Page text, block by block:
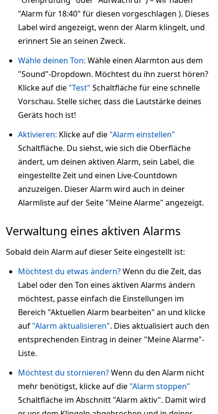
"Alarm für 18:40" für diesen vorgeschlagen ). Dieses
Label wird angezeigt, wenn der Alarm klingelt, und
erinnert Sie an seinen Zweck.
Wähle deinen Ton: Wähle einen Alarmton aus dem
"Sound"-Dropdown. Möchtest du ihn zuerst hören?
Klicke auf die "Test" Schaltfläche für eine schnelle
Vorschau. Stelle sicher, dass die Lautstärke deines
Geräts hoch ist!
Aktivieren: Klicke auf die "Alarm einstellen"
Schaltfläche. Du siehst, wie sich die Oberfläche
ändert, um deinen aktiven Alarm, sein Label, die
eingestellte Zeit und einen Live-Countdown
anzuzeigen. Dieser Alarm wird auch in deiner
Alarmliste auf der Seite "Meine Alarme" angezeigt.
Verwaltung eines aktiven Alarms
Sobald dein Alarm auf dieser Seite eingestellt ist:
Möchtest du etwas ändern?Wenn du die Zeit, das
Label oder den Ton eines aktiven Alarms ändern
möchtest, passe einfach die Einstellungen im
Bereich "Aktuellen Alarm bearbeiten" an und klicke
auf "Alarm aktualisieren". Dies aktualisiert auch den
entsprechenden Eintrag in deiner "Meine Alarme"-
Liste.
Möchtest du stornieren?Wenn du den Alarm nicht
mehr benötigst, klicke auf die "Alarm stoppen"
Schaltfläche im Abschnitt "Alarm aktiv". Damit wird